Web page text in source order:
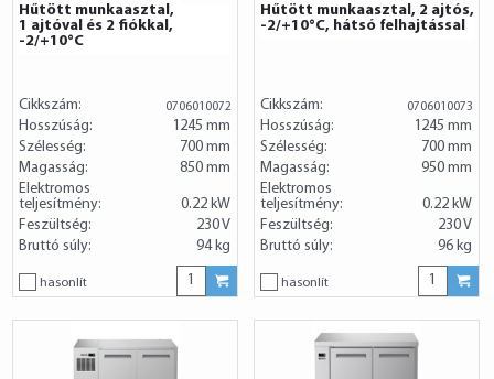
Hűtött munkaasztal,
1 ajtóval és 2 fiókkal,
-2/+10°C
Cikkszám: 0706010072
Hosszúság:
1245 mm
Szélesség:
700 mm
Magasság:
850 mm
Elektromos
teljesítmény:
0.22 kW
Feszültség:
230 V
Bruttó súly:
94 kg
hasonlít
Hűtött munkaasztal, 2 ajtós,
-2/+10°C, hátsó felhajtással
Cikkszám: 0706010073
Hosszúság:
1245 mm
Szélesség:
700 mm
Magasság:
950 mm
Elektromos
teljesítmény:
0.22 kW
Feszültség:
230 V
Bruttó súly:
96 kg
hasonlít